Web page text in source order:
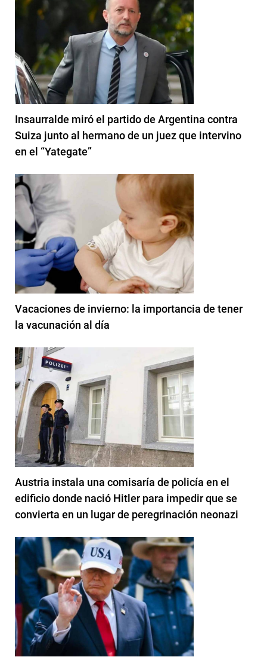
Insaurralde miró el partido de Argentina contra
Suiza junto al hermano de un juez que intervino
en el “Yategate”
Vacaciones de invierno: la importancia de tener
la vacunación al día
Austria instala una comisaría de policía en el
edificio donde nació Hitler para impedir que se
convierta en un lugar de peregrinación neonazi